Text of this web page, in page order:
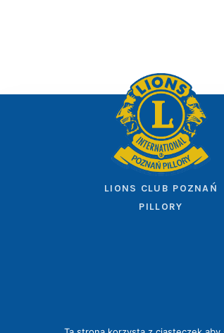
LIONS CLUB POZNAŃ
PILLORY